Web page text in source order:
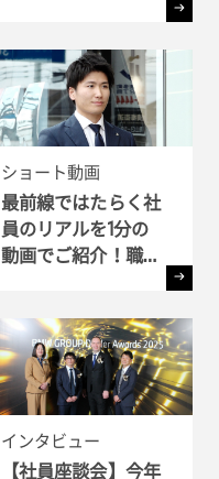
ショート動画
最前線ではたらく社
員のリアルを1分の
動画でご紹介！職種
インタビュー
【社員座談会】今年